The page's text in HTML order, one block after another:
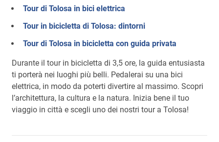
Tour di Tolosa in bici elettrica
Tour in bicicletta di Tolosa: dintorni
Tour di Tolosa in bicicletta con guida privata
Durante il tour in bicicletta di 3,5 ore, la guida entusiasta
ti porterà nei luoghi più belli. Pedalerai su una bici
elettrica, in modo da poterti divertire al massimo. Scopri
l’architettura, la cultura e la natura. Inizia bene il tuo
viaggio in città e scegli uno dei nostri tour a Tolosa!